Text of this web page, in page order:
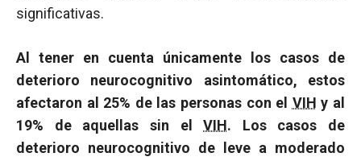
significativas.
Al tener en cuenta únicamente los casos de
deterioro neurocognitivo asintomático, estos
afectaron al 25% de las personas con el VIH y al
19% de aquellas sin elVIH. Los casos de
deterioro neurocognitivo de leve a moderado